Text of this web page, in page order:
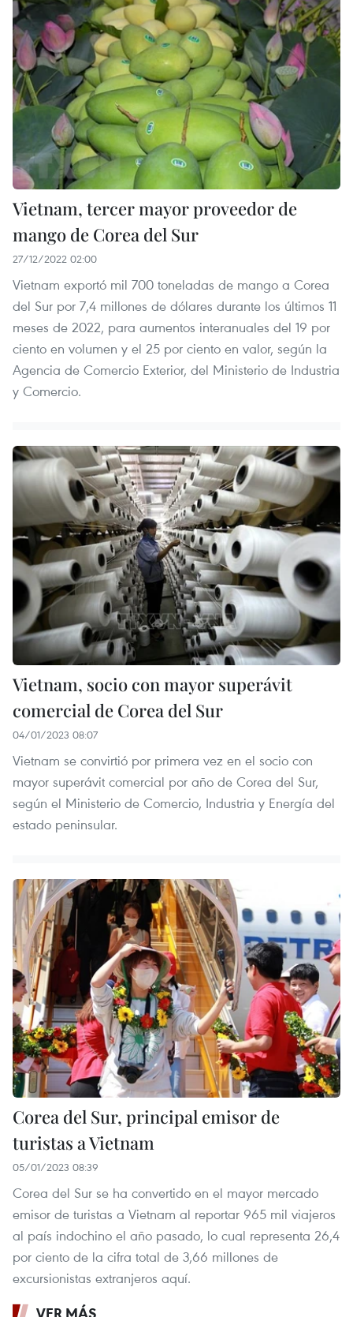
Vietnam, tercer mayor proveedor de
mango de Corea del Sur
27/12/2022 02:00
Vietnam exportó mil 700 toneladas de mango a Corea
del Sur por 7,4 millones de dólares durante los últimos 11
meses de 2022, para aumentos interanuales del 19 por
ciento en volumen y el 25 por ciento en valor, según la
Agencia de Comercio Exterior, del Ministerio de Industria
y Comercio.
Vietnam, socio con mayor superávit
comercial de Corea del Sur
04/01/2023 08:07
Vietnam se convirtió por primera vez en el socio con
mayor superávit comercial por año de Corea del Sur,
según el Ministerio de Comercio, Industria y Energía del
estado peninsular.
Corea del Sur, principal emisor de
turistas a Vietnam
05/01/2023 08:39
Corea del Sur se ha convertido en el mayor mercado
emisor de turistas a Vietnam al reportar 965 mil viajeros
al país indochino el año pasado, lo cual representa 26,4
por ciento de la cifra total de 3,66 millones de
excursionistas extranjeros aquí.
VER MÁS